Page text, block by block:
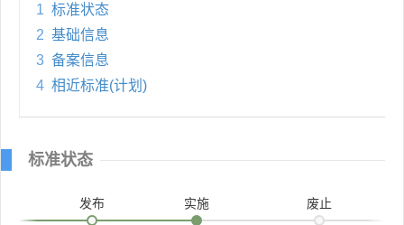
1 标准状态
2 基础信息
3 备案信息
4 相近标准(计划)
标准状态
发布 实施 废止